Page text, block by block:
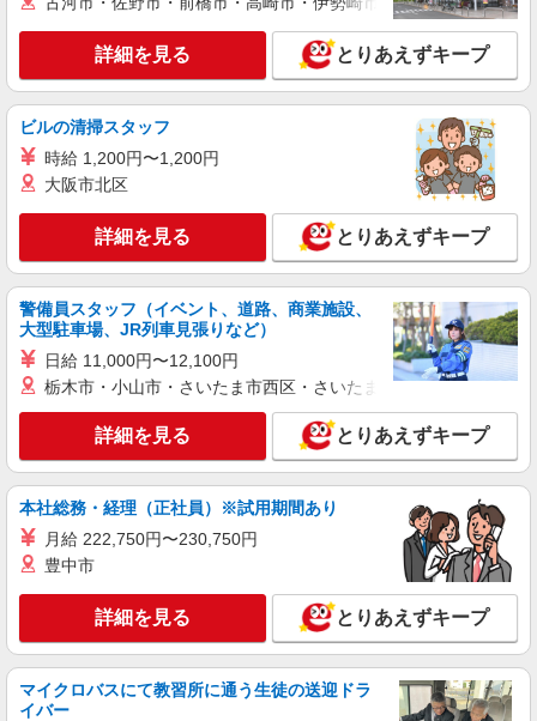
派遣社員 紹介予定派遣
株式会社シエロ
【ソフトバンク】の店舗スタッフ
時給1600円〜 ※残業代支給 ★交通費別途支給
（規定あり） ゜+゜・。○。・゜+゜・。○。・゜
+゜ 入社祝い金10万円支給(規定有) お友達を紹介
頂くと, インセンティブ支給(規定有) ★月2回払
い・週払い可能（規程有）★ ゜・。○。・゜
+゜・。○。・゜+゜
東京都練馬区のsoftbankショップ
キープ 詳細を見る
正社員
ソフトバンク石神井公園店
ソフトバンクショップの携帯販売スタッフ
月給 237,478円 〜 302,366円 固定残業代:
30,651円 〜 39,026円（20時間相当） ＊時間外手
として支給し、相当時間を超える時間外労働分は
法定どおり追加で支給します。 試用期間あり 3ヶ
月 ※経験・能力による 【試用期間】月給 237478
円 〜 302366 円
■ソフトバンク石神井公園店 東京都 練馬区 石
神井町3丁目 18‐11 マツヤビル1F
キープ 詳細を見る
正社員
ソフトバンク東武練馬店
ソフトバンクショップの携帯販売スタッフ
月給 237,478円 〜 302,366円 固定残業代:
30,651円 〜 39,026円（20時間相当） ＊時間外手
当は時間外労働の有無にかかわらず、固定残業代
として支給し、相当時間を超える時間外労働分は
法定どおり追加で支給します。 試用期間あり 3ヶ
■ソフトバンク東武練馬店 東京都 練馬区 北町
2丁目 25‐11 エトワール北町1階
詳細を見る とりあえずキープ
ビルの清掃スタッフ
時給 1,200円〜1,200円
大阪市北区
詳細を見る とりあえずキープ
警備員スタッフ（イベント、道路、商業施設、
大型駐車場、JR列車見張りなど）
日給 11,000円〜12,100円
栃木市・小山市・さいたま市西区・さいたま市岩槻区・久喜市・
詳細を見る とりあえずキープ
本社総務・経理（正社員）※試用期間あり
月給 222,750円〜230,750円
豊中市
詳細を見る とりあえずキープ
マイクロバスにて教習所に通う生徒の送迎ドラ
イバー